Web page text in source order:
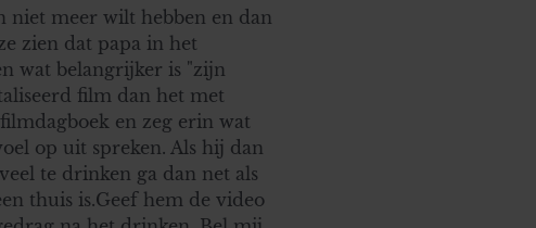
niet meer wilt hebben en dan
zien dat papa in het
wat belangrijker is "zijn
film dan het met
en zeg erin wat
op uit spreken. Als hij dan
te drinken ga dan net als
thuis is.Geef hem de video